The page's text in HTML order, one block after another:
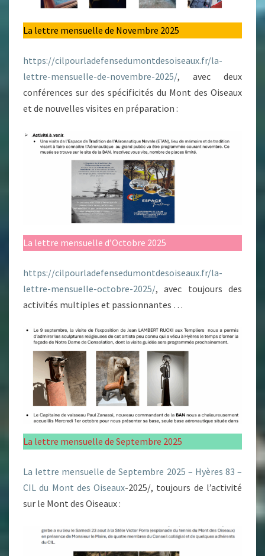
La lettre mensuelle de Novembre 2025
https://cilpourladefensedumontdesoiseaux.fr/la-
lettre-mensuelle-de-novembre-2025/, avec deux
conférences sur des spécificités du Mont des Oiseaux
et de nouvelles visites en préparation :
La lettre mensuelle d’Octobre 2025
https://cilpourladefensedumontdesoiseaux.fr/la-
lettre-mensuelle-octobre-2025/, avec toujours des
activités multiples et passionnantes …
La lettre mensuelle de Septembre 2025
La lettre mensuelle de Septembre 2025 – Hyères 83 –
CIL du Mont des Oiseaux-2025/, toujours de l’activité
sur le Mont des Oiseaux :